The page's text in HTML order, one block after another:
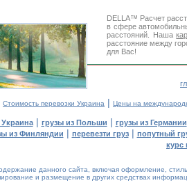
DELLA™ Расчет
в сфере
расстояний. Наша
расстояние между
для Вас!
Стоимость перевозки Украина | Цены на
Украина| грузы из Польши | грузы из Германии
из Финляндии | перевезти груз| попутный
курс
данного сайта, включая оформление,
и размещение в других средствах